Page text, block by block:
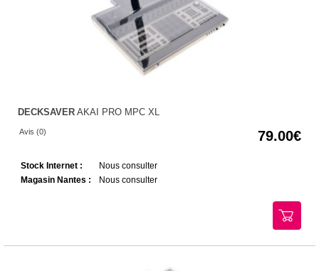
DECKSAVER AKAI PRO MPC XL
Avis (0) 79.00
Stock Internet :
Nous consulter
Magasin Nantes :
Nous consulter